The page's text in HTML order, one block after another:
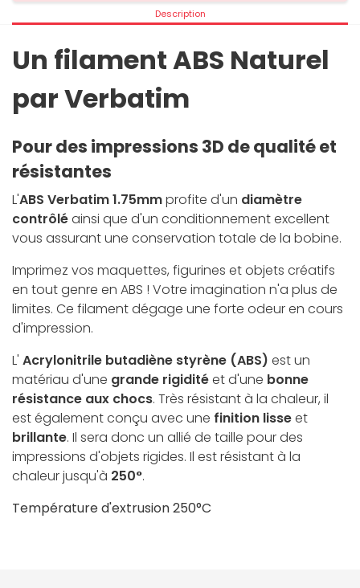
Description
Un filament ABS Naturel
par Verbatim
Pour des impressions 3D de qualité et
résistantes
L'ABS Verbatim 1.75mmprofite d'un diamètre
contrôléainsi que d'un conditionnement excellent
vous assurant une conservation totale de la bobine.
Imprimez vos maquettes, figurines et objets créatifs
en tout genre en ABS ! Votre imagination n'a plus de
limites. Ce filament dégage une forte odeur en cours
d'impression.
L' Acrylonitrile butadiène styrène (ABS) est un
matériau d'une grande rigiditéet d'une bonne
résistance aux chocs. Très résistant à la chaleur, il
est également conçu avec une finition lisseet
brillante. Il sera donc un allié de taille pour des
impressions d'objets rigides. Il est résistant à la
chaleur jusqu'à 250°.
Température d'extrusion 250°C